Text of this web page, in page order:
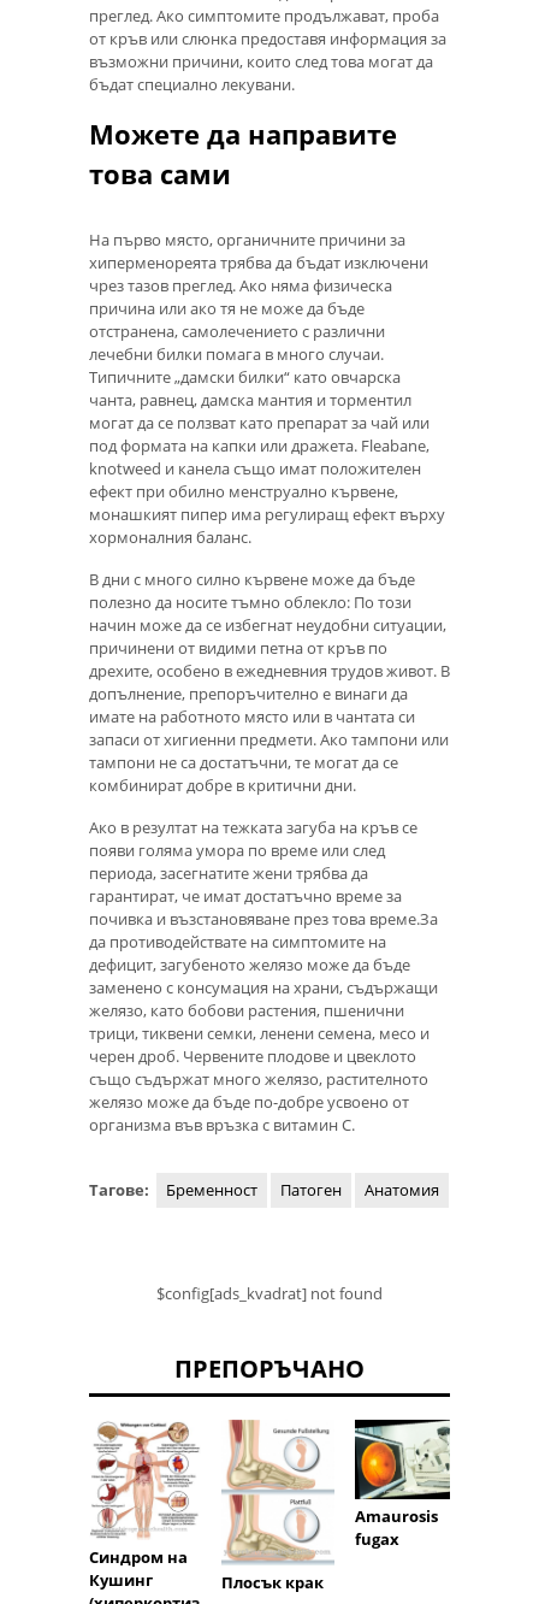
преглед. Ако симптомите продължават, проба
от кръв или слюнка предоставя информация за
възможни причини, които след това могат да
бъдат специално лекувани.
Можете да направите
това сами
На първо място, органичните причини за
хиперменореята трябва да бъдат изключени
чрез тазов преглед. Ако няма физическа
причина или ако тя не може да бъде
отстранена, самолечението с различни
лечебни билки помага в много случаи.
Типичните „дамски билки“ като овчарска
чанта, равнец, дамска мантия и торментил
могат да се ползват като препарат за чай или
под формата на капки или дражета. Fleabane,
knotweed и канела също имат положителен
ефект при обилно менструално кървене,
монашкият пипер има регулиращ ефект върху
хормоналния баланс.
В дни с много силно кървене може да бъде
полезно да носите тъмно облекло: По този
начин може да се избегнат неудобни ситуации,
причинени от видими петна от кръв по
дрехите, особено в ежедневния трудов живот. В
допълнение, препоръчително е винаги да
имате на работното място или в чантата си
запаси от хигиенни предмети. Ако тампони или
тампони не са достатъчни, те могат да се
комбинират добре в критични дни.
Ако в резултат на тежката загуба на кръв се
появи голяма умора по време или след
периода, засегнатите жени трябва да
гарантират, че имат достатъчно време за
почивка и възстановяване през това време.За
да противодействате на симптомите на
дефицит, загубеното желязо може да бъде
заменено с консумация на храни, съдържащи
желязо, като бобови растения, пшенични
трици, тиквени семки, ленени семена, месо и
черен дроб. Червените плодове и цвеклото
също съдържат много желязо, растителното
желязо може да бъде по-добре усвоено от
организма във връзка с витамин С.
Тагове: Бременност Патоген Анатомия
$config[ads_kvadrat] not found
ПРЕПОРЪЧАНО
Синдром на
Кушинг
Плосък крак
Amaurosis
fugax